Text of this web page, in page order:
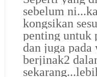
sebelum
kongsikan
penting untuk
dan juga pada
berjinak2